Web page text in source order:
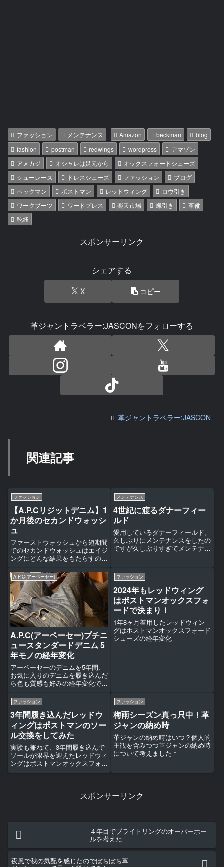
ファッション メンテナンス Amazon beckman
blog
fashion
postman redwings wordpress
アマゾン
アメカジ
オシャレは足元から
オックスフォードシューズ
シューレース
ドレスシューズ ファッション
ブログ
ベックマン
ポストマン レッドウィング
ロウ引き
ワークブーツ
ワードプレス 楽天市場 蝋引き
革靴
靴紐
スポンサーリンク
シェアする
X コピー
革ジャントラベラー:JASCONをフォローする
革ジャントラベラー:JASCON
関連記事
ファッション
【A.P.Cリジットデニム】1
か月後のセカンドウォッシ
ュ
ファーストウォッシュから短期間
でのセカンドウォッシュはエイジ
ングにどんな結果をもたらすの
メンテナンス
4世紀に渡るダナーフィー
ルド
愛用しているダナーフィールド。
久しぶりにメンテナンスをしたの
ですが久しぶりすぎてメンテナン
れとは？
A.P.C(アーペーセー)
A.P.C(アーペーセー)プチニ
ュースタンダードデニム 5
年モノの経年変化
アーペーセーのデニムを5年間、
お気に入りのデニムを履き込んだ
ら色も質感も好みの経年変化でし
ファッション
2024年もレッドウィング
はポストマンオックスフォ
ードで決まり！
1年8ヶ月着用したレッドウィン
グはポストマンオックスフォード
シューズの経年変化
ファッション
3年間履き込んだレッドウ
ィングはポストマンのソー
ル交換をしてみた
実験も兼ねて、3年間履き込んで
ソールが限界を迎えたレッドウィ
ングはポストマンオックスフォー
ドシューズのソール交換を依頼し
ファッション
梅雨シーズン真っ只中！革
ジャンの納め時
革ジャンの納め時はいつ？個人的
主観を含みつつ革ジャンの納め時
について考えました＊
スポンサーリンク
４年目でブライトリングのオーバーホー
ルを考えた
夜風で秋の気配を感じたのでぼちぼち革